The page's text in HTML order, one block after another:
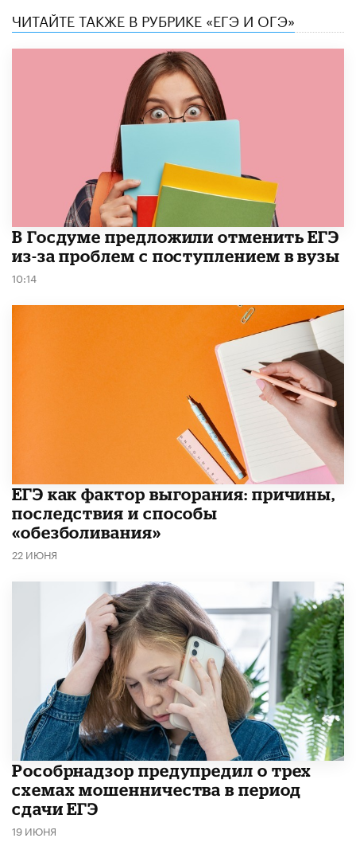
ЧИТАЙТЕ ТАКЖЕ В РУБРИКЕ «ЕГЭ И ОГЭ»
В Госдуме предложили отменить ЕГЭ
из-за проблем с поступлением в вузы
10:14
​ЕГЭ как фактор выгорания: причины,
последствия и способы
«обезболивания»
22 ИЮНЯ
Рособрнадзор предупредил о трех
схемах мошенничества в период
сдачи ЕГЭ
19 ИЮНЯ